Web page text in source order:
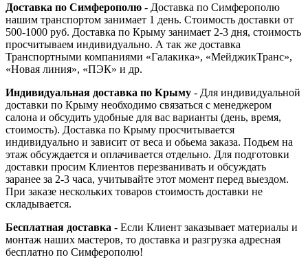
Доставка по Симферополю - Доставка по Симферополю
нашим транспортом занимает 1 день. Стоимость доставки от
500-1000 руб. Доставка по Крыму занимает 2-3 дня, стоимость
просчитываем индивидуально. А так же доставка
Транспортными компаниями «Галакика», «МейджикТранс»,
«Новая линия», «ПЭК» и др.
Индивидуальная доставка по Крыму - Для индивидуальной
доставки по Крыму необходимо связаться с менеджером
салона и обсудить удобные для вас варианты (день, время,
стоимость). Доставка по Крыму просчитывается
индивидуально и зависит от веса и обьема заказа. Подьем на
этаж обсуждается и оплачивается отдельно. Для подготовки
доставки просим Клиентов перезванивать и обсуждать
заранее за 2-3 часа, учитывайте этот момент перед выездом.
При заказе нескольких товаров стоимость доставки не
складывается.
Бесплатная доставка - Если Клиент заказывает материалы и
монтаж наших мастеров, то доставка и разгрузка адресная
бесплатно по Симферополю!